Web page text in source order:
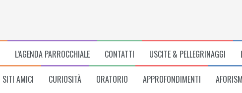
L’AGENDA PARROCCHIALE CONTATTI USCITE & PELLEGRINAGGI
SITI AMICI CURIOSITÀ ORATORIO APPROFONDIMENTI